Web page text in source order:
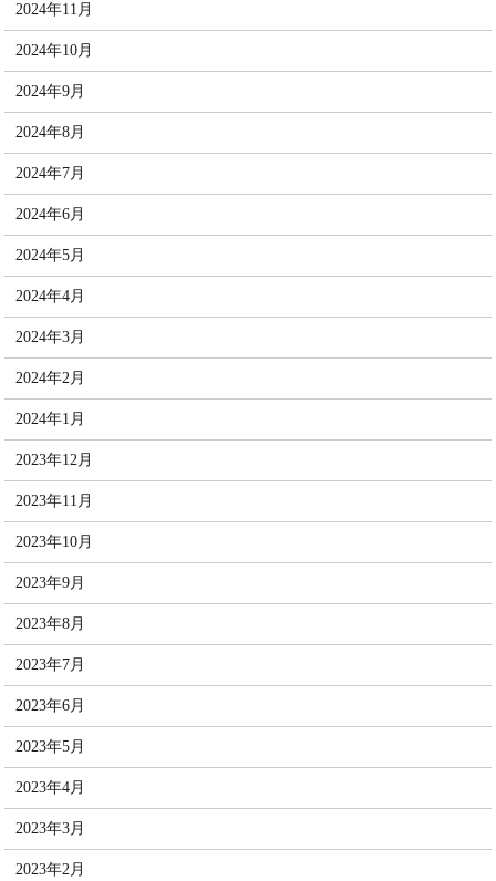
2024年11月
2024年10月
2024年9月
2024年8月
2024年7月
2024年6月
2024年5月
2024年4月
2024年3月
2024年2月
2024年1月
2023年12月
2023年11月
2023年10月
2023年9月
2023年8月
2023年7月
2023年6月
2023年5月
2023年4月
2023年3月
2023年2月